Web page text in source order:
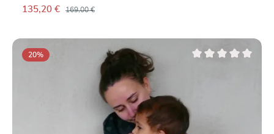
135,20 € 169,00 €
20%